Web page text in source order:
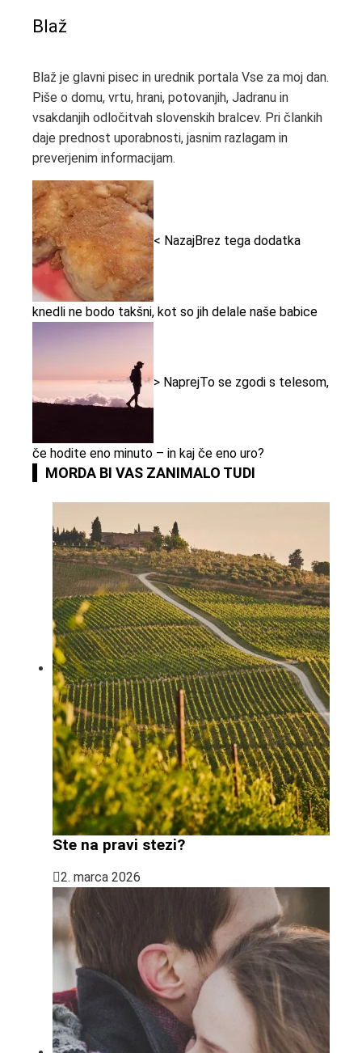
Blaž
Blaž je glavni pisec in urednik portala Vse za moj dan.
Piše o domu, vrtu, hrani, potovanjih, Jadranu in
vsakdanjih odločitvah slovenskih bralcev. Pri člankih
daje prednost uporabnosti, jasnim razlagam in
preverjenim informacijam.
< NazajBrez tega dodatka
knedli ne bodo takšni, kot so jih delale naše babice
> NaprejTo se zgodi s telesom,
če hodite eno minuto – in kaj če eno uro?
MORDA BI VAS ZANIMALO TUDI
Ste na pravi stezi?
2. marca 2026